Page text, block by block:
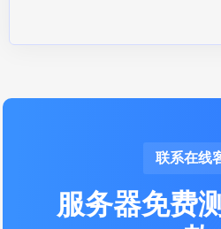
联系在线
服务器免费